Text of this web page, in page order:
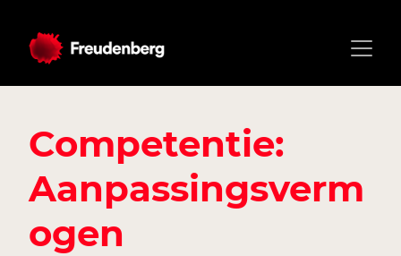
Competentie:
Aanpassingsverm
ogen